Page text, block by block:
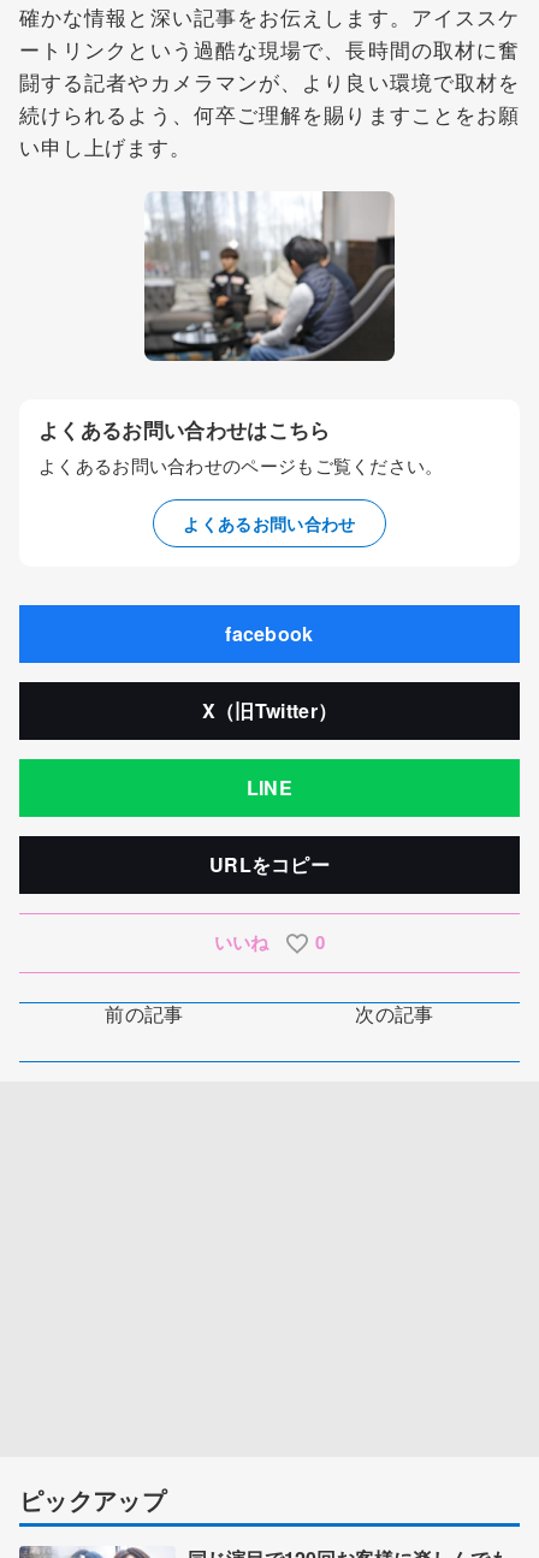
確かな情報と深い記事をお伝えします。アイススケ
ートリンクという過酷な現場で、長時間の取材に奮
闘する記者やカメラマンが、より良い環境で取材を
続けられるよう、何卒ご理解を賜りますことをお願
い申し上げます。
よくあるお問い合わせはこちら
よくあるお問い合わせのページもご覧ください。
よくあるお問い合わせ
facebook
X（旧Twitter）
LINE
URLをコピー
いいね 0
前の記事 次の記事
ピックアップ